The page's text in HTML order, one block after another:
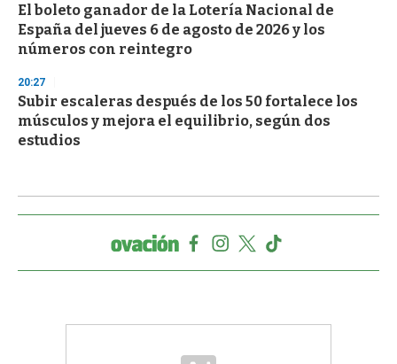
El boleto ganador de la Lotería Nacional de
España del jueves 6 de agosto de 2026 y los
números con reintegro
20:27
Subir escaleras después de los 50 fortalece los
músculos y mejora el equilibrio, según dos
estudios